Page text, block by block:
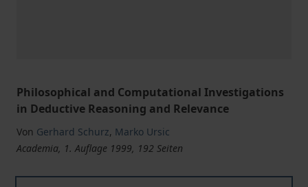
Philosophical and Computational Investigations
in Deductive Reasoning and Relevance
Von Gerhard Schurz, Marko Ursic
Academia, 1. Auflage 1999, 192 Seiten